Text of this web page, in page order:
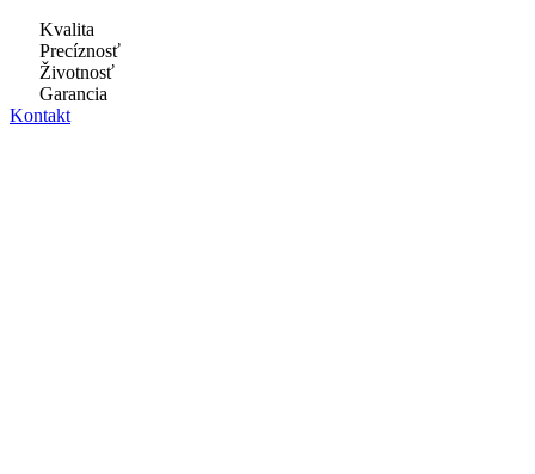
Kvalita
Precíznosť
Životnosť
Garancia
Kontakt